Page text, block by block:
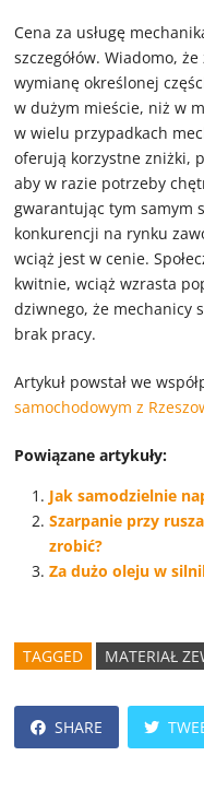
Cena za usługę
szczegółów. Wiadomo,
wymianę określonej
w dużym mieście, niż w
w wielu przypadkach
oferują korzystne zniżki,
aby w razie potrzeby
gwarantując tym samym
konkurencji na rynku
wciąż jest w cenie.
kwitnie, wciąż wzrasta
dziwnego, że mechanicy
brak pracy.
Artykuł powstał we
samochodowym z
Powiązane artykuły:
Jak samodzielnie
Szarpanie przy
zrobić?
Za dużo oleju w
TAGGED MATERIAŁ
SHARE